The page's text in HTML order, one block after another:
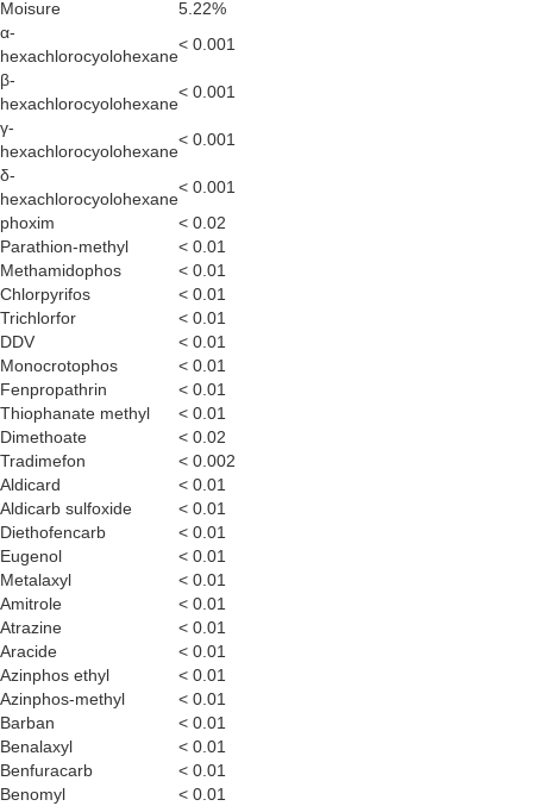
Moisure
5.22%
α-
hexachlorocyolohexane
< 0.001
β-
hexachlorocyolohexane
< 0.001
γ-
hexachlorocyolohexane
< 0.001
δ-
hexachlorocyolohexane
< 0.001
phoxim
< 0.02
Parathion-methyl
< 0.01
Methamidophos
< 0.01
Chlorpyrifos
< 0.01
Trichlorfor
< 0.01
DDV
< 0.01
Monocrotophos
< 0.01
Fenpropathrin
< 0.01
Thiophanate methyl
< 0.01
Dimethoate
< 0.02
Tradimefon
< 0.002
Aldicard
< 0.01
Aldicarb sulfoxide
< 0.01
Diethofencarb
< 0.01
Eugenol
< 0.01
Metalaxyl
< 0.01
Amitrole
< 0.01
Atrazine
< 0.01
Aracide
< 0.01
Azinphos ethyl
< 0.01
Azinphos-methyl
< 0.01
Barban
< 0.01
Benalaxyl
< 0.01
Benfuracarb
< 0.01
Benomyl
< 0.01